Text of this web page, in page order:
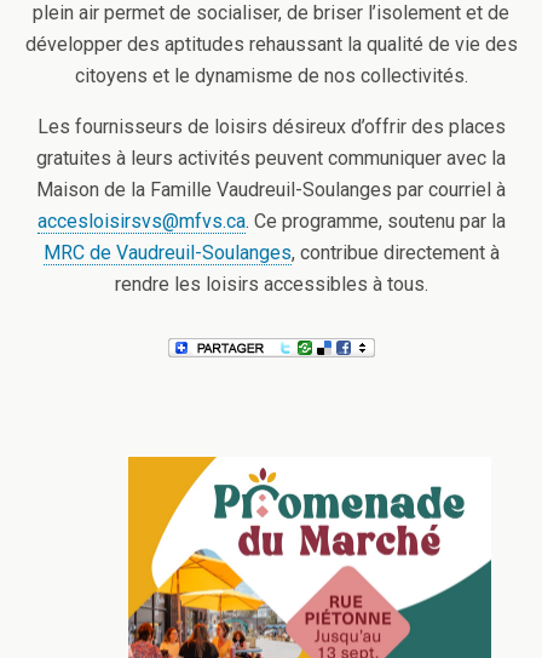
plein air permet de socialiser, de briser l’isolement et de
développer des aptitudes rehaussant la qualité de vie des
citoyens et le dynamisme de nos collectivités.
Les fournisseurs de loisirs désireux d’offrir des places
gratuites à leurs activités peuvent communiquer avec la
Maison de la Famille Vaudreuil-Soulanges par courriel à
accesloisirsvs@mfvs.ca. Ce programme, soutenu par la
MRC de Vaudreuil-Soulanges, contribue directement à
rendre les loisirs accessibles à tous.